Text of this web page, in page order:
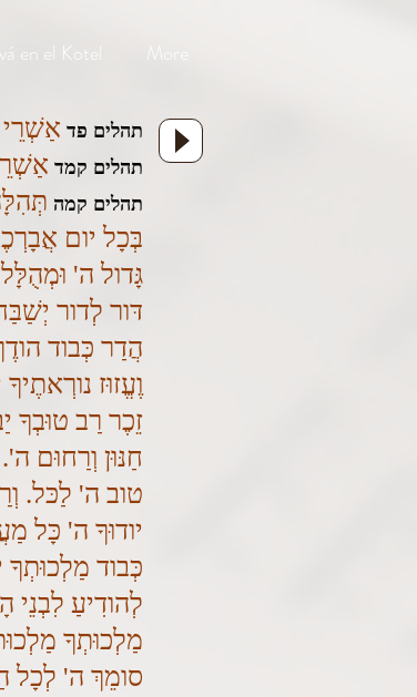
en el Kotel More
תהלים פד אַשְׁרֵי
תהלים קמד
תהלים קמה
בְּכָל יום
גָּדול ה'
דּור לְדור
הֲדַר כְּבוד
וֶעֱזוּז
זֵכֶר רַב טוּבְךָ
חַנּוּן וְרַחוּם
טוב ה' לַכּל.
יודוּךָ ה' כָּל
כְּבוד מַלְכוּתְךָ
לְהודִיעַ לִבְנֵי
מַלְכוּתְךָ
סומֵךְ ה' לְכָל